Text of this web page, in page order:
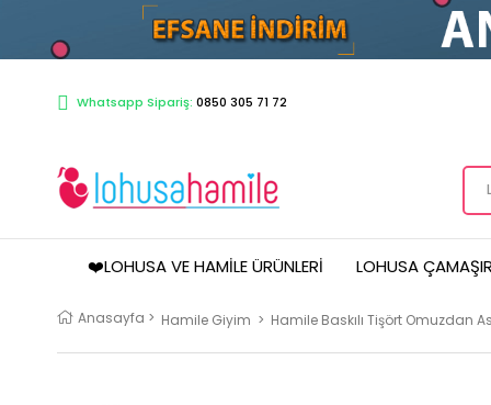
Whatsapp Sipariş: 0850 305 71 72
❤️LOHUSA VE HAMILE ÜRÜNLERI LOHUSA
Anasayfa > Hamile Giyim > Hamile Baskılı Tişört Omuzdan